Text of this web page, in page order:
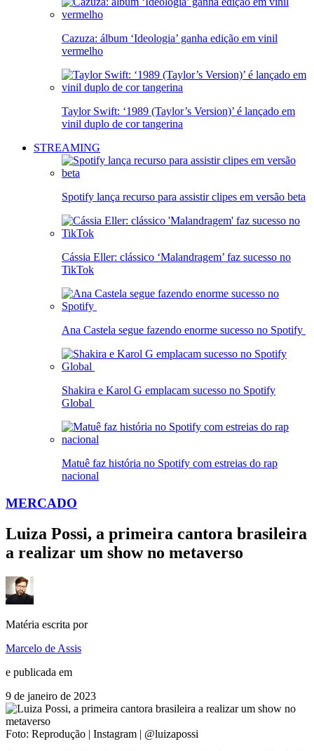
Cazuza: álbum ‘Ideologia’ ganha edição em vinil
vermelho
Taylor Swift: ‘1989 (Taylor’s Version)’ é lançado em
vinil duplo de cor tangerina
STREAMING
Spotify lança recurso para assistir clipes em versão beta
Cássia Eller: clássico ‘Malandragem’ faz sucesso no
TikTok
Ana Castela segue fazendo enorme sucesso no Spotify
Shakira e Karol G emplacam sucesso no Spotify
Global
Matuê faz história no Spotify com estreias do rap
nacional
MERCADO
Luiza Possi, a primeira cantora brasileira
a realizar um show no metaverso
Matéria escrita por
Marcelo de Assis
e publicada em
9 de janeiro de 2023
Foto: Reprodução | Instagram | @luizapossi